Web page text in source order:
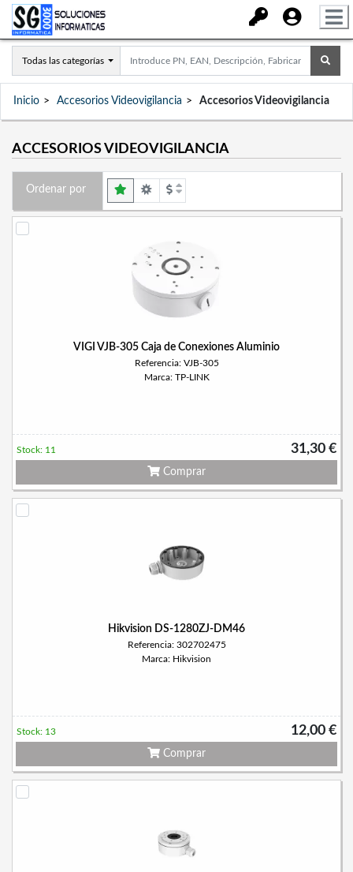
Todas las categorías
Inicio Accesorios Videovigilancia Accesorios Videovigilancia
ACCESORIOS VIDEOVIGILANCIA
Ordenar por
VIGI VJB-305 Caja de Conexiones Aluminio
Referencia: VJB-305
Marca: TP-LINK
31,30 €
Stock: 11
Comprar
Hikvision DS-1280ZJ-DM46
Referencia: 302702475
Marca: Hikvision
12,00 €
Stock: 13
Comprar